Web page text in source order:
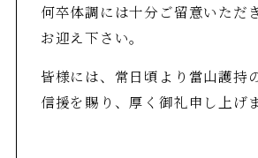
何卒体調には十分ご留意いただ
お迎え下さい。
皆様には、常日頃より當山護持
信援を賜り、厚く御礼申し上げま